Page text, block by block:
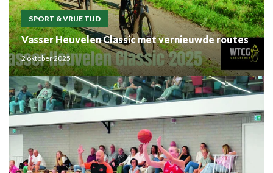
SPORT & VRIJE TIJD
Vasser Heuvelen Classic met vernieuwde routes
2 oktober 2025